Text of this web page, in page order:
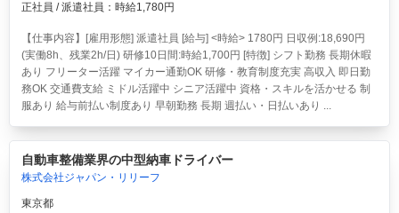
正社員 / 派遣社員：時給1,780円
【仕事内容】[雇用形態] 派遣社員 [給与] <時給> 1780円 日収例:18,690円
(実働8h、残業2h/日) 研修10日間:時給1,700円 [特徴] シフト勤務 長期休暇
あり フリーター活躍 マイカー通勤OK 研修・教育制度充実 高収入 即日勤
務OK 交通費支給 ミドル活躍中 シニア活躍中 資格・スキルを活かせる 制
服あり 給与前払い制度あり 早朝勤務 長期 週払い・日払いあり ...
自動車整備業界の中型納車ドライバー
株式会社ジャパン・リリーフ
東京都